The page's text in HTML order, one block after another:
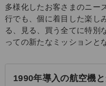
多様化したお客さまのニー
行でも、個に着目した楽し
る、見る、買う全てに特別
っての新たなミッションと
1990年導入の航空機